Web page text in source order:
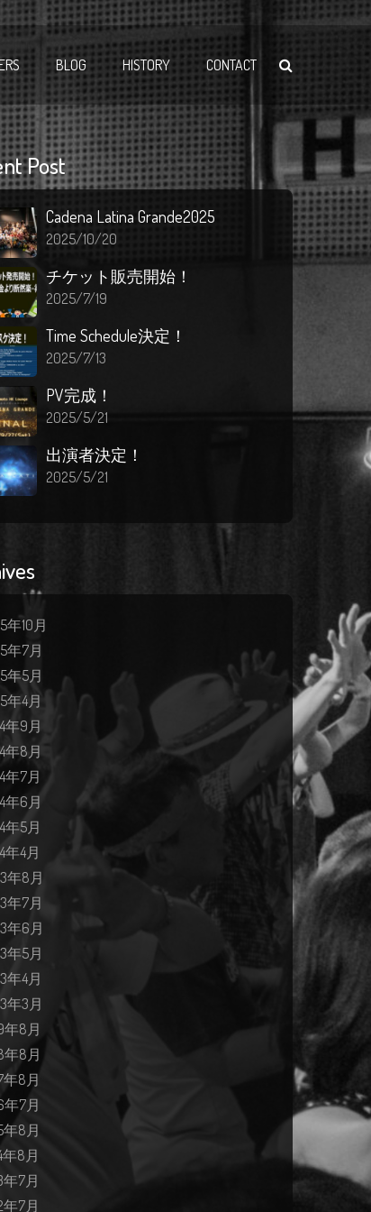
BLOG HISTORY CONTACT
Post
Cadena Latina Grande2025
2025/10/20
チケット販売開始！
2025/7/19
Time Schedule決定！
2025/7/13
PV完成！
2025/5/21
出演者決定！
2025/5/21
年10月
年7月
年5月
年4月
年9月
年8月
年7月
年6月
年5月
年4月
年8月
年7月
年6月
年5月
年4月
年3月
年8月
年8月
年8月
年7月
年8月
年8月
年7月
年7月